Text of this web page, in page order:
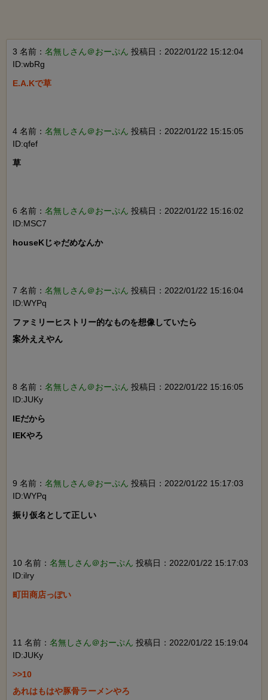
3 名前： 名無しさん＠おーぷん 投稿日：2022/01/22 15:12:04
ID:wbRg
E.A.Kで草
4 名前： 名無しさん＠おーぷん 投稿日：2022/01/22 15:15:05
ID:qfef
草
6 名前： 名無しさん＠おーぷん 投稿日：2022/01/22 15:16:02
ID:MSC7
houseKじゃだめなんか
7 名前： 名無しさん＠おーぷん 投稿日：2022/01/22 15:16:04
ID:WYPq
ファミリーヒストリー的なものを想像していたら
案外ええやん
8 名前： 名無しさん＠おーぷん 投稿日：2022/01/22 15:16:05
ID:JUKy
IEだから
IEKやろ
9 名前： 名無しさん＠おーぷん 投稿日：2022/01/22 15:17:03
ID:WYPq
振り仮名として正しい
10 名前： 名無しさん＠おーぷん 投稿日：2022/01/22 15:17:03
ID:ilry
町田商店っぽい
11 名前： 名無しさん＠おーぷん 投稿日：2022/01/22 15:19:04
ID:JUKy
>>10
あれはもはや豚骨ラーメンやろ